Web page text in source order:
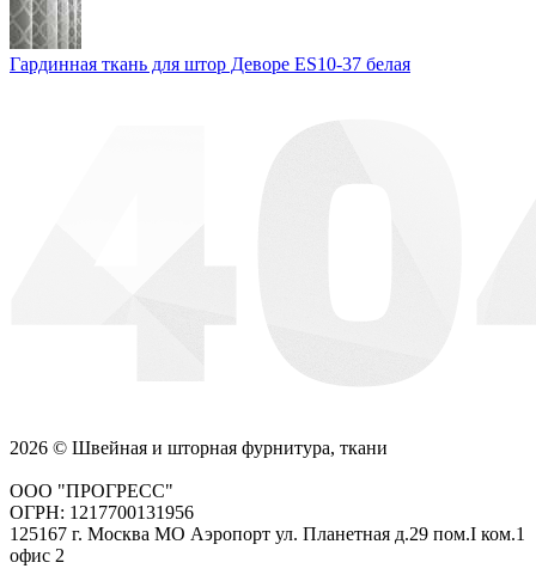
Гардинная ткань для штор Деворе ES10-37 белая
2026 © Швейная и шторная фурнитура, ткани
ООО "ПРОГРЕСС"
ОГРН: 1217700131956
125167 г. Москва МО Аэропорт ул. Планетная д.29 пом.I ком.1
офис 2